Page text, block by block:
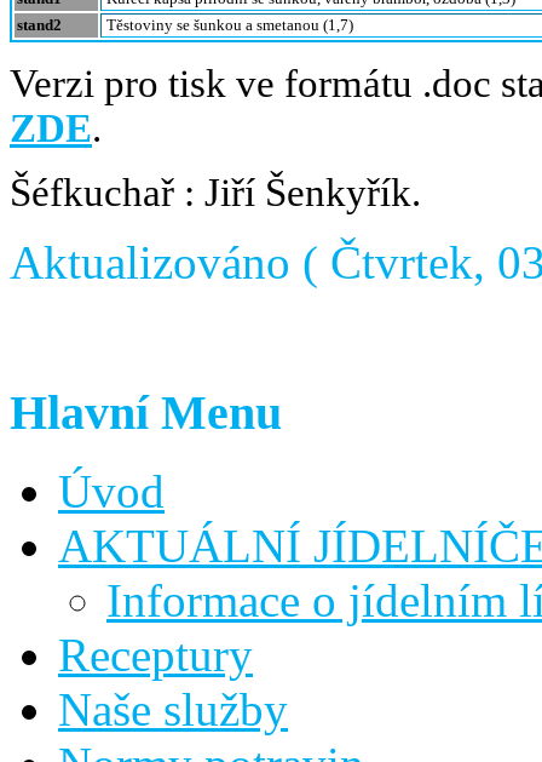
stand2
Těstoviny se šunkou a smetanou (1,7)
Verzi pro tisk ve formátu .doc
ZDE.
Šéfkuchař : Jiří Šenkyřík.
Aktualizováno ( Čtvrtek,
Hlavní Menu
Úvod
AKTUÁLNÍ
Informace o jídelním
Receptury
Naše služby